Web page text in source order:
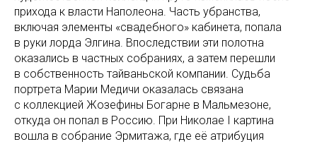
прихода к власти Наполеона. Часть убранства,
включая элементы «свадебного» кабинета, попала
в руки лорда Элгина. Впоследствии эти полотна
оказались в частных собраниях, а затем перешли
в собственность тайваньской компании. Судьба
портрета Марии Медичи оказалась связана
с коллекцией Жозефины Богарне в Мальмезоне,
откуда он попал в Россию. При Николае I картина
вошла в собрание Эрмитажа, где её атрибуция